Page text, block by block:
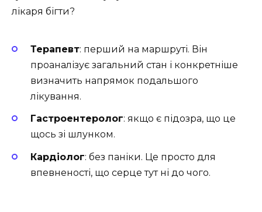
лікаря бігти?
Терапевт: перший на маршруті. Він
проаналізує загальний стан і конкретніше
визначить напрямок подальшого
лікування.
Гастроентеролог: якщо є підозра, що це
щось зі шлунком.
Кардіолог: без паніки. Це просто для
впевненості, що серце тут ні до чого.